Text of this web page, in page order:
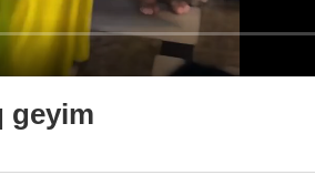
geyim